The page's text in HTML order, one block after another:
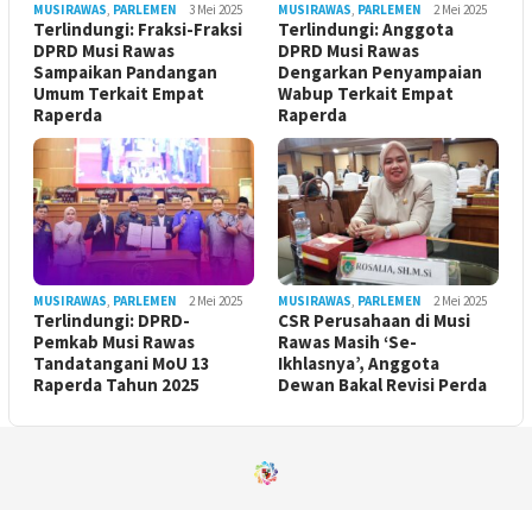
MUSIRAWAS, PARLEMEN 3 Mei 2025
Terlindungi: Fraksi-Fraksi
DPRD Musi Rawas
Sampaikan Pandangan
Umum Terkait Empat
Raperda
MUSIRAWAS, PARLEMEN 2 Mei 2025
Terlindungi: Anggota
DPRD Musi Rawas
Dengarkan Penyampaian
Wabup Terkait Empat
Raperda
MUSIRAWAS, PARLEMEN 2 Mei 2025
Terlindungi: DPRD-
Pemkab Musi Rawas
Tandatangani MoU 13
Raperda Tahun 2025
MUSIRAWAS, PARLEMEN 2 Mei 2025
CSR Perusahaan di Musi
Rawas Masih ‘Se-
Ikhlasnya’, Anggota
Dewan Bakal Revisi Perda ‎